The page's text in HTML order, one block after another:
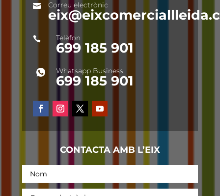
 Correu electrònic
 Telèfon
699 185 901
Whatsapp Business
699 185 901
CONTACTA AMB L’EIX